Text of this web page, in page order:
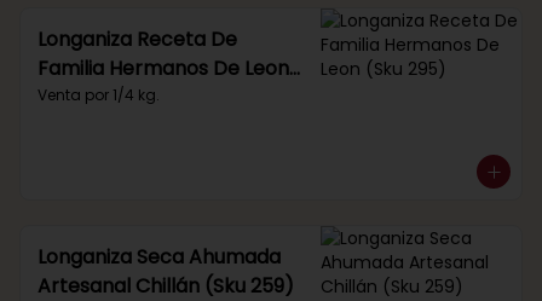
Longaniza Receta De
Familia Hermanos De Leon
(Sku 295)
Venta por 1/4 kg.
Longaniza Seca Ahumada
Artesanal Chillán (Sku 259)